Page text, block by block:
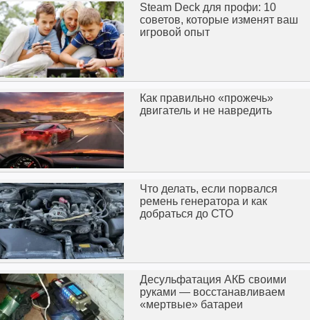
Steam Deck для профи: 10
советов, которые изменят ваш
игровой опыт
Как правильно «прожечь»
двигатель и не навредить
Что делать, если порвался
ремень генератора и как
добраться до СТО
Десульфатация АКБ своими
руками — восстанавливаем
«мертвые» батареи